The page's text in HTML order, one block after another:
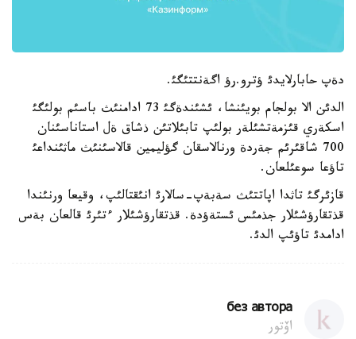
دةپ حابارلايدئ ؤترو.رؤ اگةنتتئگئ.
الدئن الا بولجام بويئنشا، ئشئندةگئ 73 ادامنئث باسئم بولئگئ
اسكةري قئزمةتشئلةر بولئپ تابئلاتئن ذشاق ةل استاناسئنان
700 شاقئرئم جةردة ورنالاسقان گؤليمين قالاسئنئث ماثئنداعئ
تاؤعا سوعئلعان.
قازئرگئ تاثدا اپاتتئث سةبةپ-سالارئ انئقتالئپ، وقيعا ورنئندا
قذتقارؤشئلار جذمئس ئستةؤدة. قذتقارؤشئلار ءتئرئ قالعان بةس
ادامدئ تاؤئپ الدئ.
без автора
اۆتور